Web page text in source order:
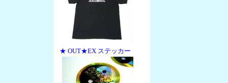
★ OUT★EX ステッカー